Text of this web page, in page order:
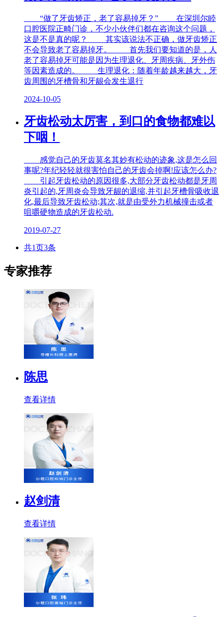
“做了牙齿矫正，老了容易掉牙？” 在深圳尔睦
口腔医院正畸门诊，不少小伙伴们都在咨询这个问题，
这是不是真的呢？ 其实该说法不正确，做牙齿矫正
不会导致老了容易掉牙。 首先我们要知道的是，人
老了容易掉牙可能是因为生理退化、牙周疾病、牙外伤
等因素造成的。 生理退化：随着年龄越来越大，牙
齿周围的牙槽骨和牙龈会发生退行
2024-10-05
牙齿松动太厉害，到口的食物都难以
下咽！
感觉自己的牙齿莫名其妙有松动的迹象,这是怎么回
事呢?年纪轻轻就很害怕自己的牙齿会掉啊!应该怎么办?
引起牙齿松动的原因很多,大部分牙齿松动都是牙周
炎引起的,牙周炎会导致牙龈的退缩,并引起牙槽骨吸收退
化,最后导致牙齿松动;其次,就是由受外力机械撞击或者
咀嚼硬物造成的牙齿松动.
2019-07-27
共1页3条
专家推荐
陈思
查看详情
赵剑清
查看详情